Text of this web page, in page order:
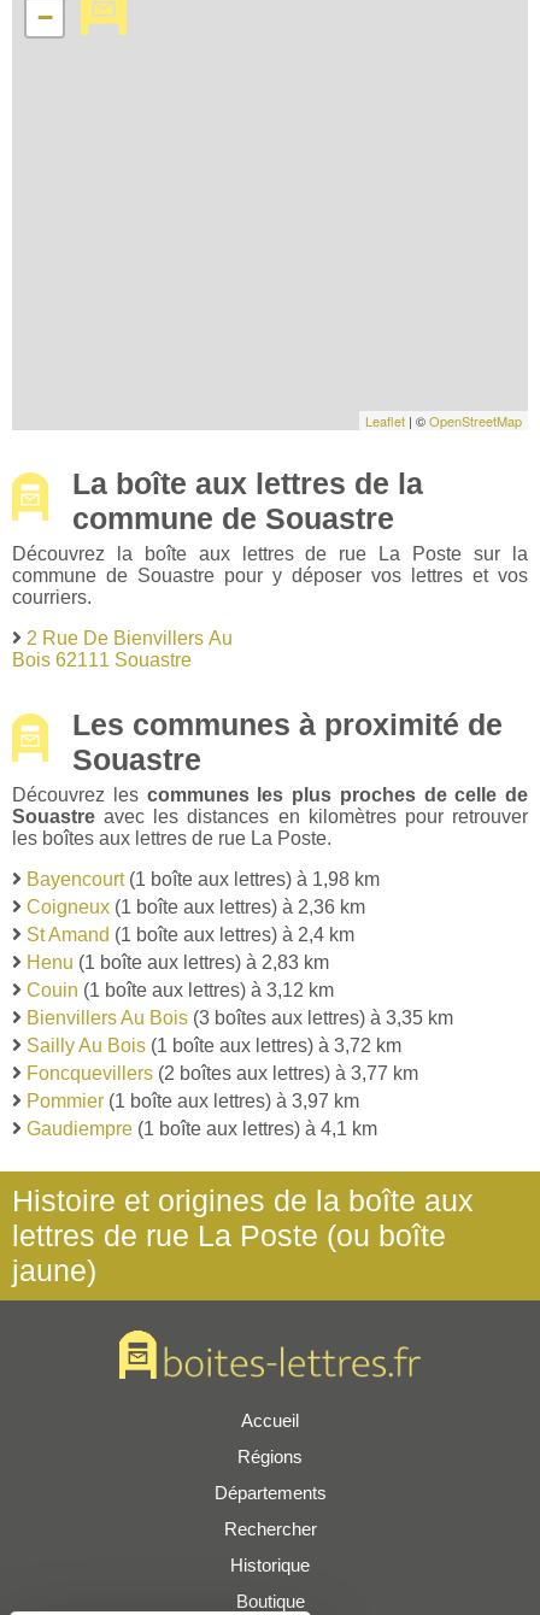
−
Leaflet | ©OpenStreetMap
La boîte aux lettres de la
commune de Souastre
Découvrez la boîte aux lettres de rue La Poste sur la
commune de Souastre pour y déposer vos lettres et vos
courriers.
2 Rue De Bienvillers Au
Bois 62111 Souastre
Les communes à proximité de
Souastre
Découvrez les communes les plus proches de celle de
Souastre avec les distances en kilomètres pour retrouver
les boîtes aux lettres de rue La Poste.
Bayencourt(1 boîte aux lettres) à 1,98 km
Coigneux (1 boîte aux lettres) à 2,36 km
St Amand (1 boîte aux lettres) à 2,4 km
Henu (1 boîte aux lettres) à 2,83 km
Couin (1 boîte aux lettres) à 3,12 km
Bienvillers Au Bois (3 boîtes aux lettres) à 3,35 km
Sailly Au Bois (1 boîte aux lettres) à 3,72 km
Foncquevillers (2 boîtes aux lettres) à 3,77 km
Pommier (1 boîte aux lettres) à 3,97 km
Gaudiempre (1 boîte aux lettres) à 4,1 km
Histoire et origines de la boîte aux
lettres de rue La Poste (ou boîte
jaune)
Accueil
Régions
Départements
Rechercher
Historique
Boutique